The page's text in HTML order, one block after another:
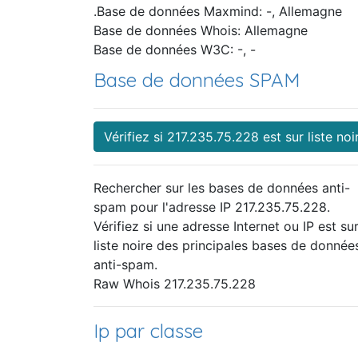
.Base de données Maxmind: -, Allemagne
Base de données Whois: Allemagne
Base de données W3C: -, -
Base de données SPAM
Vérifiez si 217.235.75.228 est sur liste
Rechercher sur les bases de données anti-
spam pour l'adresse IP 217.235.75.228.
Vérifiez si une adresse Internet ou IP est
liste noire des principales bases de
anti-spam.
Raw Whois 217.235.75.228
Ip par classe